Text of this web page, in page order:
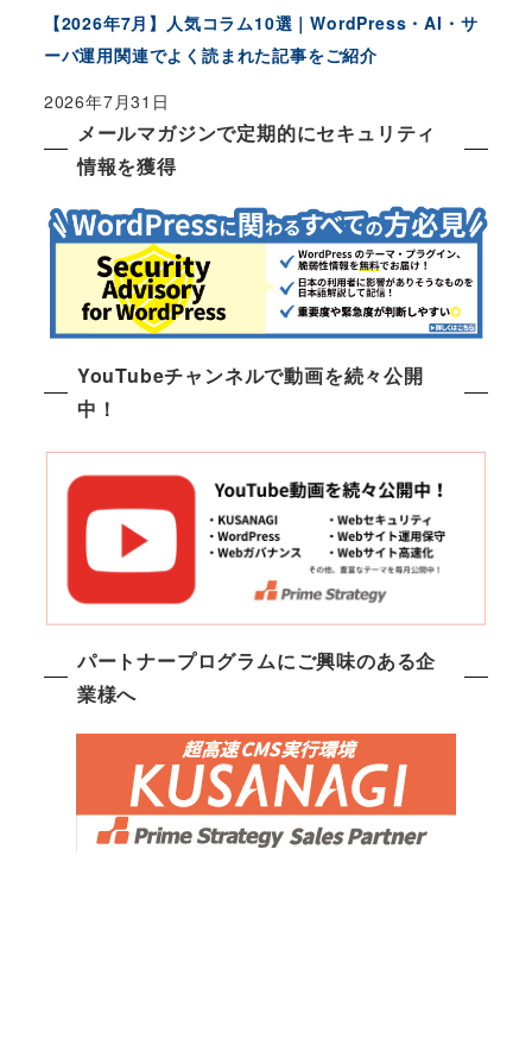
【2026年7月】人気コラム10選｜WordPress・AI・サ
ーバ運用関連でよく読まれた記事をご紹介
2026年7月31日
メールマガジンで定期的にセキュリティ
情報を獲得
YouTubeチャンネルで動画を続々公開
中！
パートナープログラムにご興味のある企
業様へ